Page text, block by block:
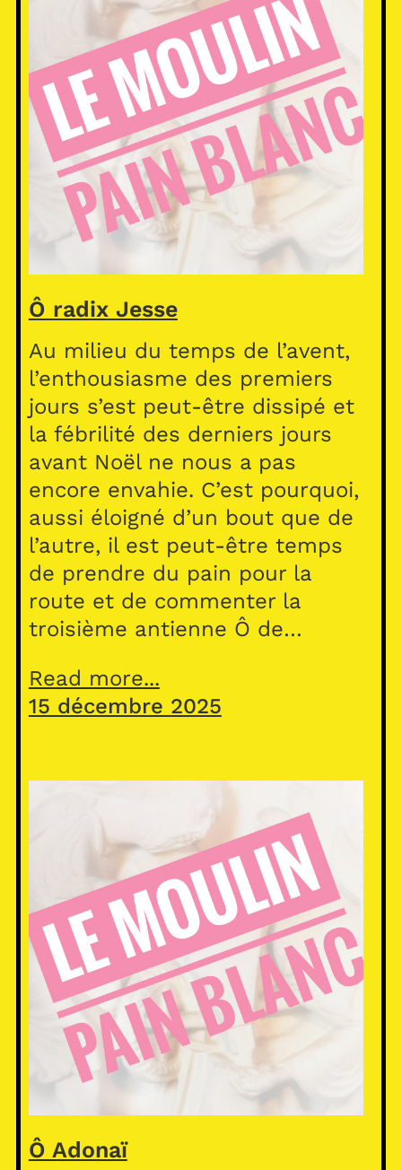
Ô radix Jesse
Au milieu du temps de l’avent,
l’enthousiasme des premiers
jours s’est peut-être dissipé et
la fébrilité des derniers jours
avant Noël ne nous a pas
encore envahie. C’est pourquoi,
aussi éloigné d’un bout que de
l’autre, il est peut-être temps
de prendre du pain pour la
route et de commenter la
troisième antienne Ô de…
Read more...
15 décembre 2025
Ô Adonaï